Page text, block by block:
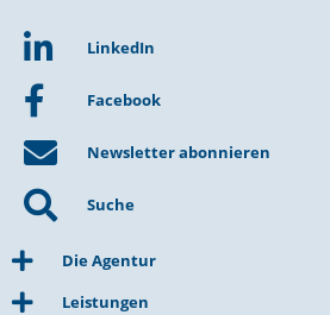
LinkedIn
Facebook
Newsletter abonnieren
Suche
Die Agentur
Leistungen